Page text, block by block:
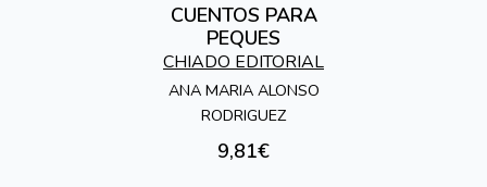
CUENTOS PARA
PEQUES
CHIADO EDITORIAL
ANA MARIA ALONSO
RODRIGUEZ
9,81€